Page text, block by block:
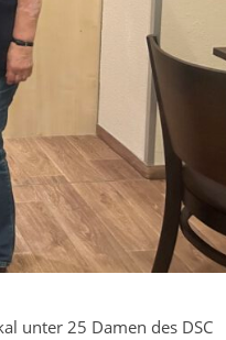
unter 25 Damen des DSC